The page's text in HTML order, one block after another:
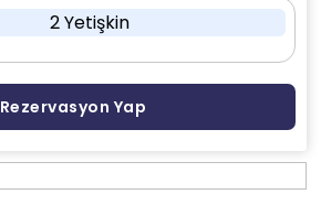
2 Yetişkin
Rezervasyon Yap